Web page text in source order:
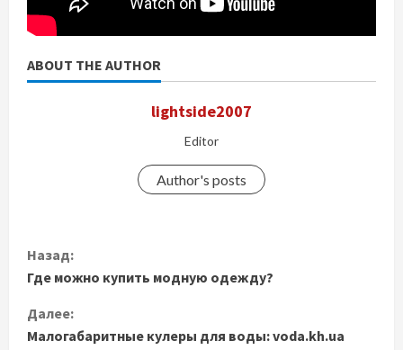
ABOUT THE AUTHOR
lightside2007
Editor
Author's posts
П
р
о
Назад:
Где можно купить модную одежду?
Далее:
Малогабаритные кулеры для воды: voda.kh.ua